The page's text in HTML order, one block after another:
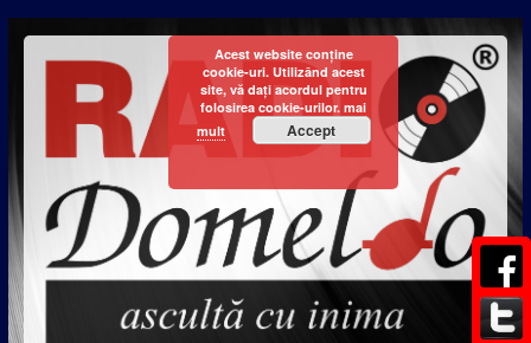
Acest website conține
cookie-uri. Utilizând acest
site, vă dați acordul pentru
folosirea cookie-urilor. mai
mult
Accept